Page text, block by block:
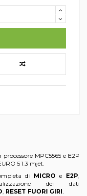
processore MPC5565 e E2P
5 1.3 mjet.
di MICRO e E2P,
dei dati
, RESET FUORI GIRI.